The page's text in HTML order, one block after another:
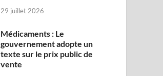
29 juillet 2026
Médicaments : Le
gouvernement adopte un
texte sur le prix public de
vente